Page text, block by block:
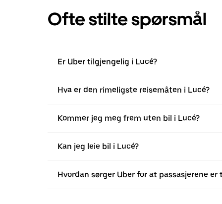
Ofte stilte spørsmål
Er Uber tilgjengelig i Lucé?
Hva er den rimeligste reisemåten i Lucé?
Kommer jeg meg frem uten bil i Lucé?
Kan jeg leie bil i Lucé?
Hvordan sørger Uber for at passasjerene er